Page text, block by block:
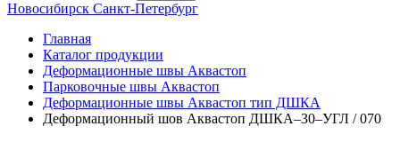
Новосибирск Санкт-Петербург
Главная
Каталог продукции
Деформационные швы Аквастоп
Парковочные швы Аквастоп
Деформационные швы Аквастоп тип ДШКА
Деформационный шов Аквастоп ДШКА–30–УГЛ / 070